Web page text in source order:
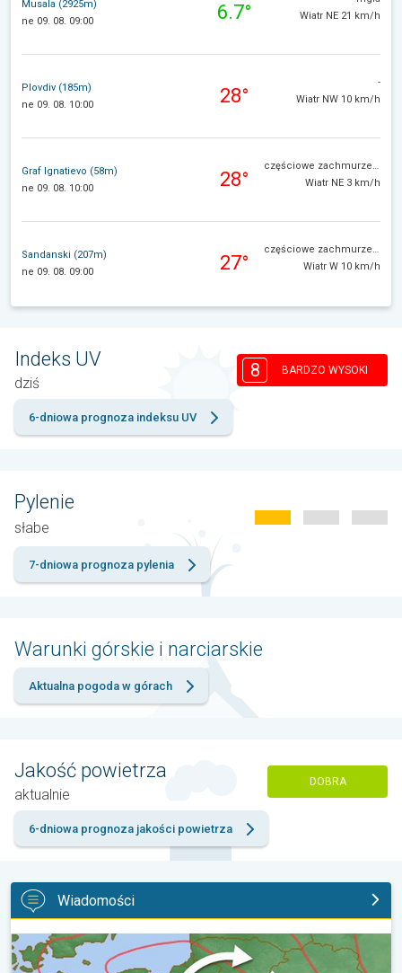
Musala (2925m)
ne 09. 08. 09:00
6.7°
Wiatr NE 21 km/h
Plovdiv (185m)
ne 09. 08. 10:00
28°
-
Wiatr NW 10 km/h
Graf Ignatievo (58m)
ne 09. 08. 10:00
28°
częściowe zachmurzenie
Wiatr NE 3 km/h
Sandanski (207m)
ne 09. 08. 09:00
27°
częściowe zachmurzenie
Wiatr W 10 km/h
Indeks UV
dziś
8 BARDZO WYSOKI
6-dniowa prognoza indeksu UV
Pylenie
słabe
7-dniowa prognoza pylenia
Warunki górskie i narciarskie
Aktualna pogoda w górach
Jakość powietrza
aktualnie
DOBRA
6-dniowa prognoza jakości powietrza
Wiadomości
Epizody upałów i mniej opadów. Trend pogodowy. . .